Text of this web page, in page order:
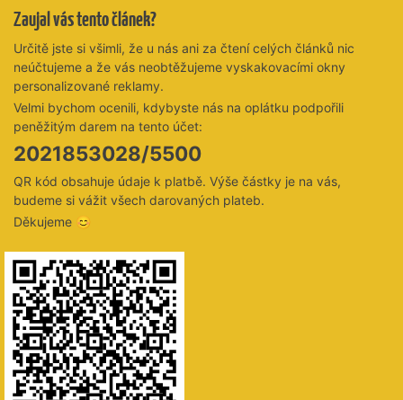
Zaujal vás tento článek?
Určitě jste si všimli, že u nás ani za čtení celých článků nic
neúčtujeme a že vás neobtěžujeme vyskakovacími okny
personalizované reklamy.
Velmi bychom ocenili, kdybyste nás na oplátku podpořili
peněžitým darem na tento účet:
2021853028/5500
QR kód obsahuje údaje k platbě. Výše částky je na vás,
budeme si vážit všech darovaných plateb.
Děkujeme 😊